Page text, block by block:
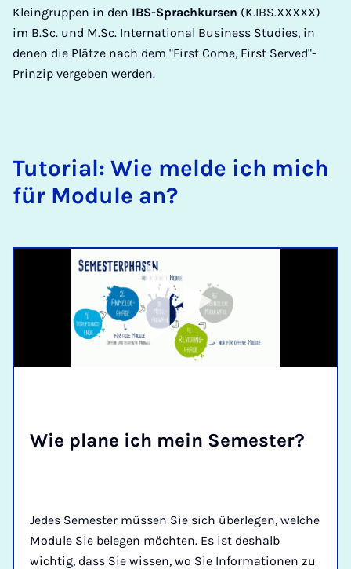
Kleingruppen in den IBS-Sprachkursen (K.IBS.XXXXX)
im B.Sc. und M.Sc. International Business Studies, in
denen die Plätze nach dem "First Come, First Served"-
Prinzip vergeben werden.
Tu­to­ri­al: Wie mel­de ich mich
für Mo­du­le an?
Wie pla­ne ich mein Se­mes­ter?
Jedes Semester müssen Sie sich überlegen, welche
Module Sie belegen möchten. Es ist deshalb
wichtig, dass Sie wissen, wo Sie Informationen zu